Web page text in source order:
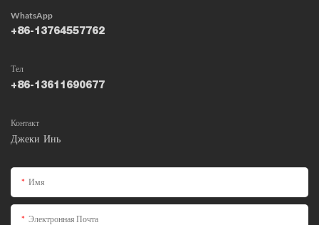
WhatsApp
+86-13764557762
Тел
+86-13611690677
Контакт
Джеки Инь
Имя
Электронная Почта